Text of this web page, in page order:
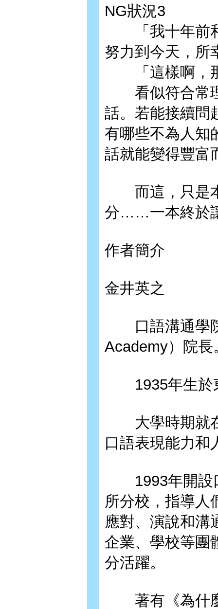
NG狀況3
「我十年前和
努力到今天，所
「這樣啊，那
看似符合常理
話。若能接續問
有哪些不為人知
話就能變得豐富
而這，只是本
分……一本終於
作者簡介
金井英之
口語溝通學院
Academy）院長
1935年生於
大學時期就在
口語表現能力和
1993年開設
所分校，指導人
應對、演說和溝
企業、學校等團
分活躍。
著有《為什麼